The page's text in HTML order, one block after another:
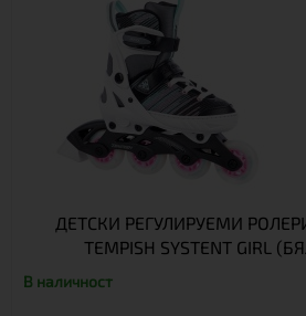
ДЕТСКИ РЕГУЛИРУЕМИ
TEMPISH SYSTENT GIRL
В наличност